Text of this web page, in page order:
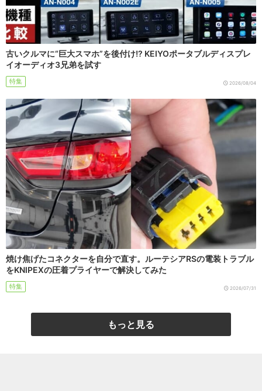
古いクルマに“巨大スマホ”を後付け!? KEIYOポータブルディスプレ
イオーディオ3兄弟を試す
特集 2026/08/04
焼け焦げたコネクターを自分で直す。ルーテシアRSの電装トラブル
をKNIPEXの圧着プライヤーで解決してみた
特集 2026/07/31
もっと見る